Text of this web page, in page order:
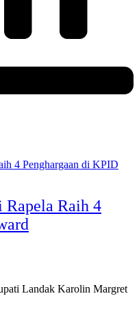
Raih 4
Landak Karolin Margret